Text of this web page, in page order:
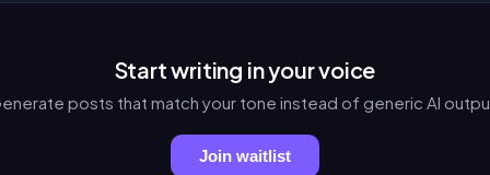
Start writing in your voice
posts that match your tone instead of generic AI
Join waitlist